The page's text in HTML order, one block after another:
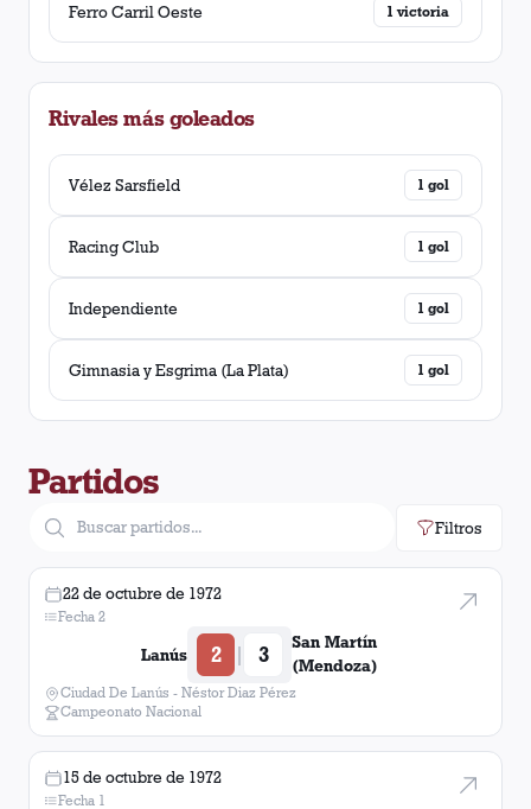
Ferro Carril Oeste 1 victoria
Rivales más goleados
Vélez Sarsfield 1 gol
Racing Club 1 gol
Independiente 1 gol
Gimnasia y Esgrima (La Plata) 1 gol
Partidos
Filtros
22 de octubre de 1972
Fecha 2
Lanús 2 | 3
San Martín
(Mendoza)
Ciudad De Lanús - Néstor Diaz Pérez
Campeonato Nacional
15 de octubre de 1972
Fecha 1